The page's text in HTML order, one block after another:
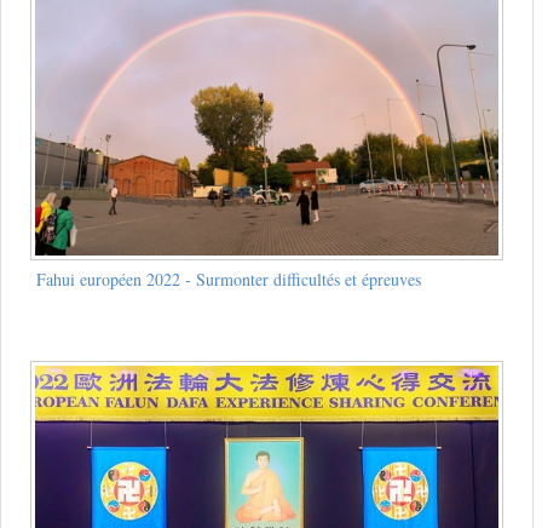
Fahui européen 2022 - Surmonter difficultés et épreuves